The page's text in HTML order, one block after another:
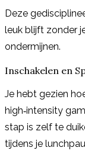
Deze
leuk blijft zonder
ondermijnen.
Inschakelen en
Je hebt gezien
high‑intensity
stap is zelf te
tijdens je